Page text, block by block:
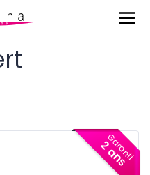
couvert
Garanti
2 ans